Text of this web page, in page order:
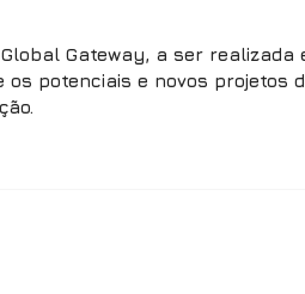
Gateway, a ser
potenciais e novos projetos